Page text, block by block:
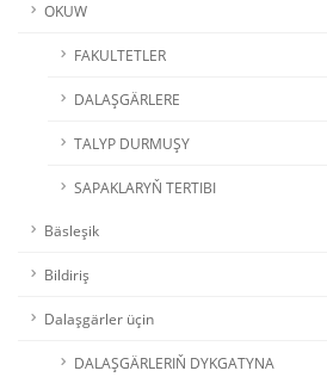
OKUW
FAKULTETLER
DALAŞGÄRLERE
TALYP DURMUŞY
SAPAKLARYŇ TERTIBI
Bäsleşik
Bildiriş
Dalaşgärler üçin
DALAŞGÄRLERIŇ DYKGATYNA